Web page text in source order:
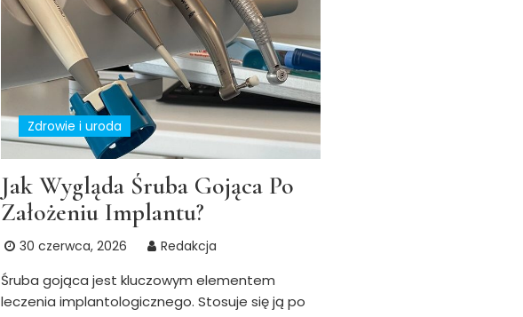
Zdrowie i uroda
Jak Wygląda Śruba Gojąca Po
Założeniu Implantu?
30 czerwca, 2026 Redakcja
Śruba gojąca jest kluczowym elementem
leczenia implantologicznego. Stosuje się ją po